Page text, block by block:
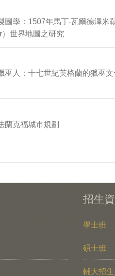
圖學：1507年馬丁‧瓦爾德澤米
世界地圖之研究
巫人：十七世紀英格蘭的獵巫
蘭克福城市規劃
招生
學士班
碩士班
輔大招